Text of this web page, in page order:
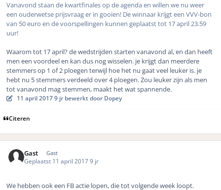
Vanavond staan de kwartfinales op de agenda en willen we nu weer
een ouderwetse prijsvraag er in gooien! De winnaar krijgt een VVV-bon
van 50 euro en de voorspellingen kunnen geplaatst tot 17 april 23.59
uur!
Waarom tot 17 april? de wedstrijden starten vanavond al, en dan heeft
men een voordeel en kan dus nog wisselen. je krijgt dan meerdere
stemmers op 1 of 2 ploegen terwijl hoe het nu gaat veel leuker is. je
hebt nu 5 stemmers verdeeld over 4 ploegen. Zou leuker zijn als men
tot vanavond mag stemmen, maakt het wat spannende.
11 april 20179 jr bewerkt door Dopey
Citeren
Gast Gast
Geplaatst 11 april 20179 jr
We hebben ook een FB actie lopen, die tot volgende week loopt.